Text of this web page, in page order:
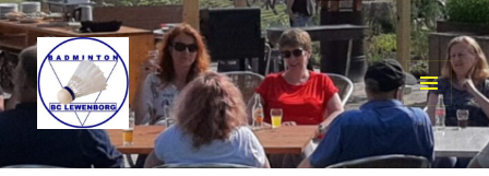
BCL gezellig badminton in
MENU
EN
WIDGETS